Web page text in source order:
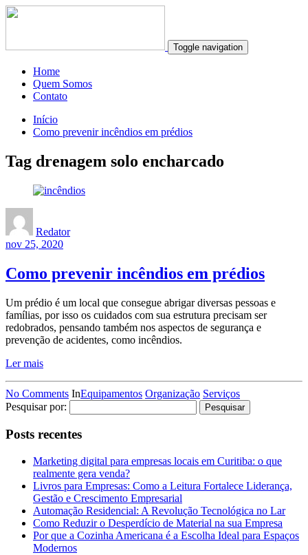
Toggle navigation
Home
Quem Somos
Contato
Início
Como prevenir incêndios em prédios
Tag drenagem solo encharcado
Redator
nov 25, 2020
Como prevenir incêndios em prédios
Um prédio é um local que consegue abrigar diversas pessoas e
famílias, por isso os cuidados com sua estrutura precisam ser
redobrados, pensando também nos aspectos de segurança e
prevenção de acidentes, como incêndios.
Ler mais
No Comments InEquipamentos Organização Serviços
Pesquisar por:
Posts recentes
Marketing digital para empresas locais em Curitiba: o que
realmente gera venda?
Livros para Empresas: Como a Leitura Fortalece Liderança,
Gestão e Crescimento Empresarial
Automação Residencial: A Revolução Tecnológica no Lar
Como Reduzir o Desperdício de Material na sua Empresa
Por que a Cozinha Americana é a Escolha Ideal para Espaços
Modernos